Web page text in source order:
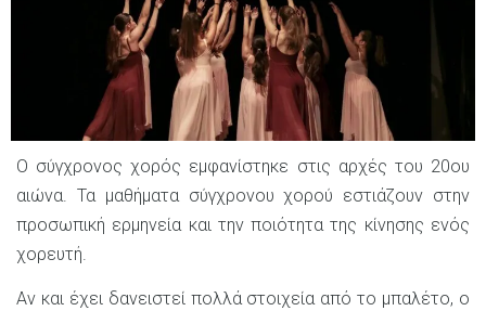
Ο σύγχρονος χορός εμφανίστηκε στις αρχές του 20ου
αιώνα. Τα μαθήματα σύγχρονου χορού εστιάζουν στην
προσωπική ερμηνεία και την ποιότητα της κίνησης ενός
χορευτή.
Αν και έχει δανειστεί πολλά στοιχεία από το μπαλέτο, ο